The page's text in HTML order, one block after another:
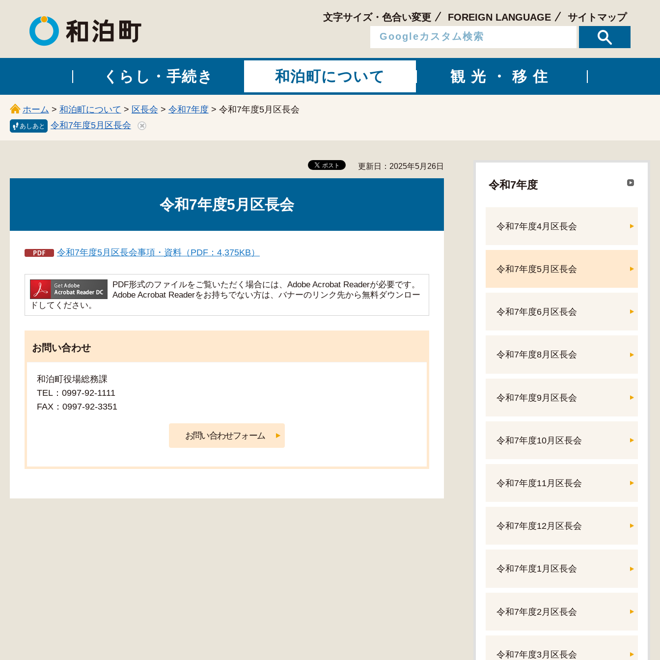
和泊町
文字サイズ・色合い変更 FOREIGN LANGUAGE サイトマップ
くらし・手続き 和泊町について 観光・移住
ホーム > 和泊町について > 区長会 > 令和7年度 > 令和7年度5月区長会
あしあと 令和7年度5月区長会
更新日：2025年5月26日
令和7年度5月区長会
令和7年度5月区長会事項・資料（PDF：4,375KB）
PDF形式のファイルをご覧いただく場合には、Adobe Acrobat Readerが必要です。
Adobe Acrobat Readerをお持ちでない方は、バナーのリンク先から無料ダウンロー
ドしてください。
お問い合わせ
和泊町役場総務課
TEL：0997-92-1111
FAX：0997-92-3351
令和7年度
令和7年度4月区長会
令和7年度5月区長会
令和7年度6月区長会
令和7年度8月区長会
令和7年度9月区長会
令和7年度10月区長会
令和7年度11月区長会
令和7年度12月区長会
令和7年度1月区長会
令和7年度2月区長会
令和7年度3月区長会